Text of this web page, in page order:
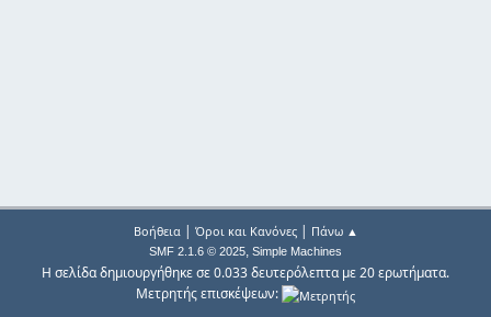
Βοήθεια| Όροι και Κανόνες| Πάνω ▲
SMF 2.1.6 © 2025, Simple Machines
Η σελίδα δημιουργήθηκε σε 0.033 δευτερόλεπτα με 20 ερωτήματα.
Μετρητής επισκέψεων: